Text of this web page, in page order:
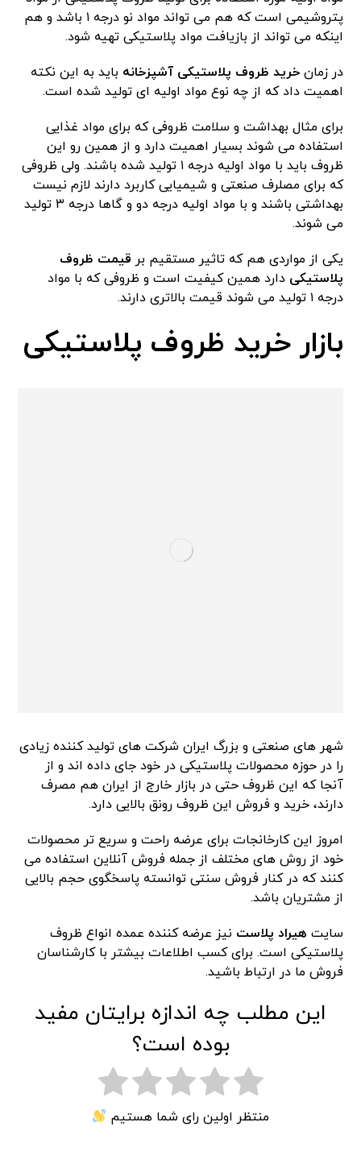
پتروشیمی است که هم می تواند مواد نو درجه ۱ باشد و هم
اینکه می تواند از بازیافت مواد پلاستیکی تهیه شود.
در زمانخرید ظروف پلاستیکی آشپزخانه باید به این نکته
اهمیت داد که از چه نوع مواد اولیه ای تولید شده است.
برای مثال بهداشت و سلامت ظروفی که برای مواد غذایی
استفاده می شوند بسیار اهمیت دارد و از همین رو این
ظروف باید با مواد اولیه درجه ۱ تولید شده باشند. ولی ظروفی
که برای مصلرف صنعتی و شیمیایی کاربرد دارند لازم نیست
بهداشتی باشند و با مواد اولیه درجه دو و گاها درجه ۳ تولید
می شوند.
یکی از مواردی هم که تاثیر مستقیم بر قیمت ظروف
پلاستیکی دارد همین کیفیت است و ظروفی که با مواد
درجه ۱ تولید می شوند قیمت بالاتری دارند.
بازار خرید ظروف پلاستیکی
شهر های صنعتی و بزرگ ایران شرکت های تولید کننده زیادی
را در حوزه محصولات پلاستیکی در خود جای داده اند و از
آنجا که این ظروف حتی در بازار خارج از ایران هم مصرف
دارند، خرید و فروش این ظروف رونق بالایی دارد.
امروز این کارخانجات برای عرضه راحت و سریع تر محصولات
خود از روش های مختلف از جمله فروش آنلاین استفاده می
کنند که در کنار فروش سنتی توانسته پاسخگوی حجم بالایی
از مشتریان باشد.
سایت هیراد پلاست نیز عرضه کننده عمده انواع ظروف
پلاستیکی است. برای کسب اطلاعات بیشتر با کارشناسان
فروش ما در ارتباط باشید.
این مطلب چه اندازه برایتان مفید
بوده است؟
منتظر اولین رای شما هستیم